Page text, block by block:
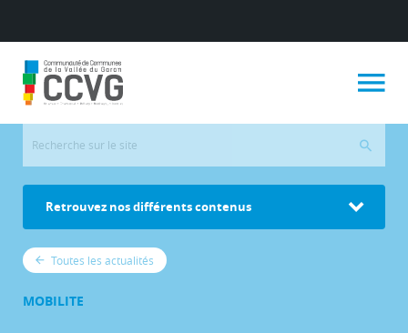
Retrouvez nos différents contenus
Toutes les actualités
MOBILITE